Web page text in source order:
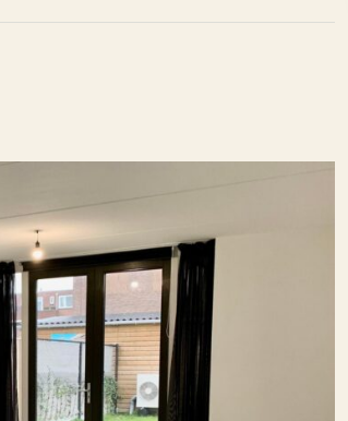
kunnen geen rechten aan worden
115 m²
Nee